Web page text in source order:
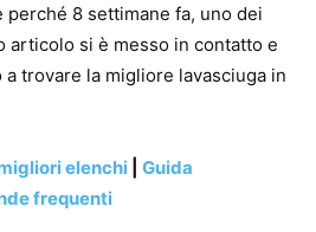
perché 8 settimane fa, uno dei
articolo si è messo in contatto e
trovare la migliore lavasciuga in
elenchi
Guida
frequenti